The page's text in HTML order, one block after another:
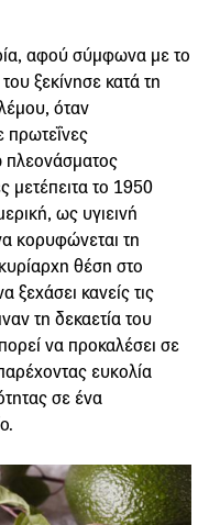
αφού σύμφωνα με το
ξεκίνησε κατά τη
όταν
πλεονάσματος
μετέπειτα το 1950
ως υγιεινή
κορυφώνεται τη
θέση στο
ξεχάσει κανείς τις
τη δεκαετία του
να προκαλέσει σε
ευκολία
σε ένα